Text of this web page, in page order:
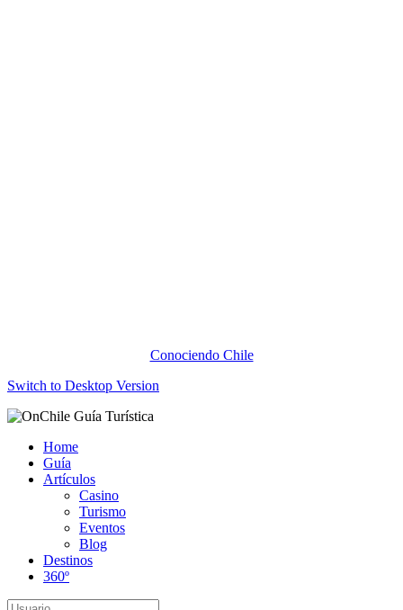
Conociendo Chile
Switch to Desktop Version
Home
Guía
Artículos
Casino
Turismo
Eventos
Blog
Destinos
360º